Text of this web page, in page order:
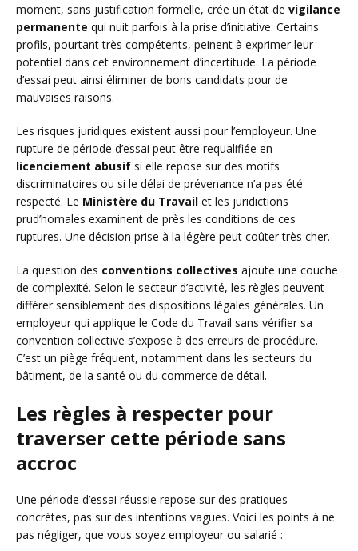
moment, sans justification formelle, crée un état de vigilance
permanente qui nuit parfois à la prise d’initiative. Certains
profils, pourtant très compétents, peinent à exprimer leur
potentiel dans cet environnement d’incertitude. La période
d’essai peut ainsi éliminer de bons candidats pour de
mauvaises raisons.
Les risques juridiques existent aussi pour l’employeur. Une
rupture de période d’essai peut être requalifiée en
licenciement abusif si elle repose sur des motifs
discriminatoires ou si le délai de prévenance n’a pas été
respecté. Le Ministère du Travail et les juridictions
prud’homales examinent de près les conditions de ces
ruptures. Une décision prise à la légère peut coûter très cher.
La question des conventions collectives ajoute une couche
de complexité. Selon le secteur d’activité, les règles peuvent
différer sensiblement des dispositions légales générales. Un
employeur qui applique le Code du Travail sans vérifier sa
convention collective s’expose à des erreurs de procédure.
C’est un piège fréquent, notamment dans les secteurs du
bâtiment, de la santé ou du commerce de détail.
Les règles à respecter pour
traverser cette période sans
accroc
Une période d’essai réussie repose sur des pratiques
concrètes, pas sur des intentions vagues. Voici les points à ne
pas négliger, que vous soyez employeur ou salarié :